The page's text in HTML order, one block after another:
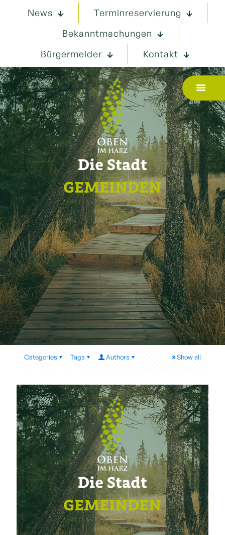
News
Terminreservierung
Bekanntmachungen
Bürgermelder
Kontakt
Die Stadt
GEMEINDEN
Categories Tags Authors Show all
Die Stadt
GEMEINDEN